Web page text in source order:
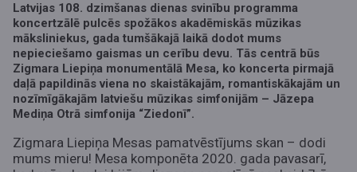
Latvijas 108. dzimšanas dienas svinību programma
koncertzālē pulcēs spožākos akadēmiskās mūzikas
māksliniekus, gada tumšākajā laikā dodot mums
nepieciešamo gaismas un cerību devu. Tās centrā būs
Zigmara Liepiņa monumentālā Mesa, ko koncerta pirmajā
daļā papildinās viena no skaistākajām, romantiskākajām un
nozīmīgākajām latviešu mūzikas simfonijām – Jāzepa
Mediņa Otrā simfonija “Ziedonī”.
Zigmara Liepiņa Mesas pamatvēstījums skan – dodi
mums mieru! Mesa komponēta 2020. gada pavasarī,